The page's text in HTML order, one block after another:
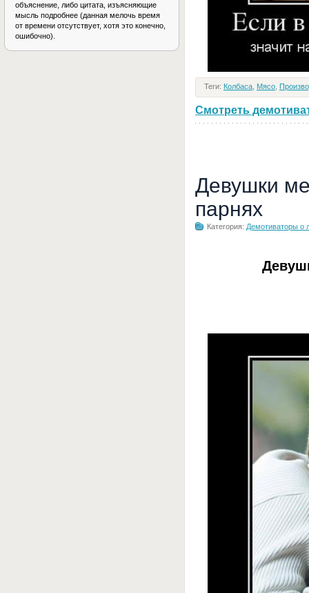
Теги: Колбаса Мясо
Смотреть
Девушки
парнях
Категория: Демотиваторы о
объяснение, либо цитата, изъясняющие
мысль подробнее (данная мелочь время
от времени отсутствует, хотя это конечно,
ошибочно).